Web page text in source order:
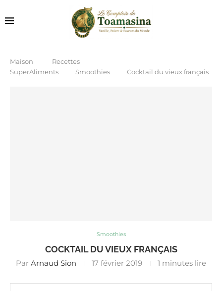
Maison
Recettes
SuperAliments
Smoothies Cocktail du vieux français
Smoothies
COCKTAIL DU VIEUX FRANÇAIS
Par Arnaud Sion 17 février 2019 1 minutes lire